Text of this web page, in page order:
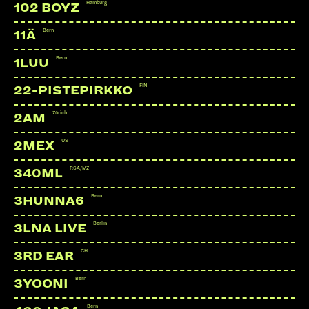
102 BOYZ Hamburg
11Ä Bern
1LUU Bern
22-PISTEPIRKKO FIN
2AM Zürich
2MEX US
340ML RSA/MZ
3HUNNA6 Bern
3LNA LIVE Berlin
3RD EAR CH
3YOONI Bern
Bern